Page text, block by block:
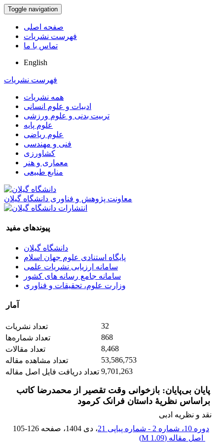
Toggle navigation
صفحه اصلی
فهرست نشریات
تماس با ما
English
فهرست نشریات
همه نشریات
ادبیات و علوم انسانی
تربیت بدنی و علوم ورزشی
علوم پایه
علوم ریاضی
فنی و مهندسی
کشاورزی
معماری و هنر
منابع طبیعی
معاونت پژوهش و فناوری دانشگاه گیلان
پیوندهای مفید
دانشگاه گیلان
پایگاه استنادی علوم جهان اسلام
سامانه ارزیابی نشریات علمی
سامانه جامع رسانه های کشور
وزارت علوم، تحقیقات و فناوری
آمار
تعداد نشریات
32
تعداد شماره‌ها
868
تعداد مقالات
8,468
تعداد مشاهده مقاله
53,586,753
تعداد دریافت فایل اصل مقاله 9,701,263
پایان بی‌پایان: بازخوانی وقت تقصیر از محمدرضا کاتب
براساس نظریۀ داستان فرانک کرمود
نقد و نظریه ادبی
دوره 10، شماره 2 - شماره پیاپی 21
، دی 1404 ، صفحه 105-126
اصل مقاله (1.09 M
)